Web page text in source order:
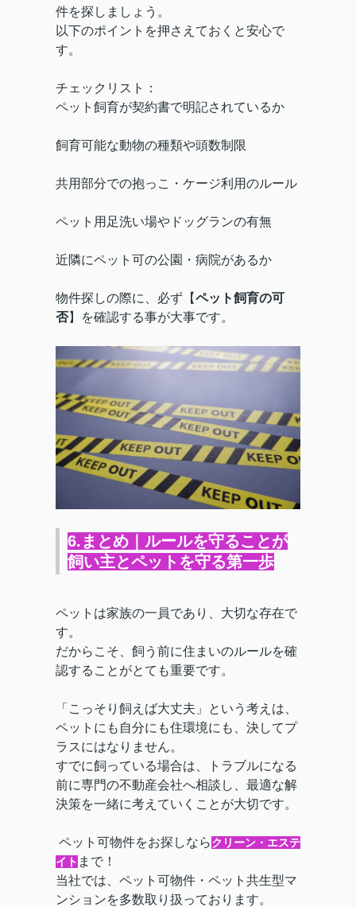
件を探しましょう。
以下のポイントを押さえておくと安心で
す。
チェックリスト：
ペット飼育が契約書で明記されているか
飼育可能な動物の種類や頭数制限
共用部分での抱っこ・ケージ利用のルール
ペット用足洗い場やドッグランの有無
近隣にペット可の公園・病院があるか
物件探しの際に、必ず【ペット飼育の可
否】を確認する事が大事です。
6.まとめ｜ルールを守ることが
飼い主とペットを守る第一歩
ペットは家族の一員であり、大切な存在で
す。
だからこそ、飼う前に住まいのルールを確
認することがとても重要です。
「こっそり飼えば大丈夫」という考えは、
ペットにも自分にも住環境にも、決してプ
ラスにはなりません。
すでに飼っている場合は、トラブルになる
前に専門の不動産会社へ相談し、最適な解
決策を一緒に考えていくことが大切です。
ペット可物件をお探しならクリーン・エステ
イト まで！
当社では、ペット可物件・ペット共生型マ
ンションを多数取り扱っております。